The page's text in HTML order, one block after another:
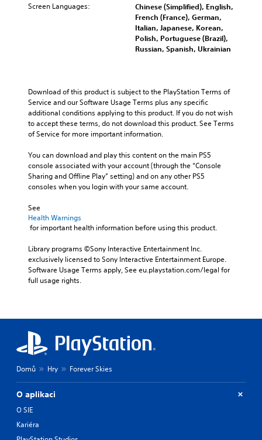
Screen Languages:
Chinese (Simplified), English,
French (France), German,
Italian, Japanese, Korean,
Polish, Portuguese (Brazil),
Russian, Spanish, Ukrainian
Download of this product is subject to the PlayStation Terms of
Service and our Software Usage Terms plus any specific
additional conditions applying to this product. If you do not wish
to accept these terms, do not download this product. See Terms
of Service for more important information.
You can download and play this content on the main PS5
console associated with your account (through the “Console
Sharing and Offline Play” setting) and on any other PS5
consoles when you login with your same account.
See
Health Warnings
for important health information before using this product.
Library programs ©Sony Interactive Entertainment Inc.
exclusively licensed to Sony Interactive Entertainment Europe.
Software Usage Terms apply, See eu.playstation.com/legal for
full usage rights.
Domů Hry Forever Skies
O aplikaci
O SIE
Kariéra